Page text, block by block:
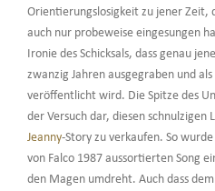
Orientierungslosigkeit zu jener Zeit,
auch nur probeweise eingesungen
Ironie des Schicksals, dass genau
zwanzig Jahren ausgegraben und
veröffentlicht wird. Die Spitze des
der Versuch dar, diesen schnulzigen
Jeanny-Story zu verkaufen. So
von Falco 1987 aussortierten Song
den Magen umdreht. Auch dass